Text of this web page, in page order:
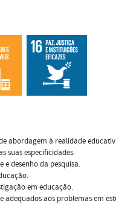
abordagem à realidade
suas especificidades.
desenho da pesquisa.
em educação.
aos problemas em